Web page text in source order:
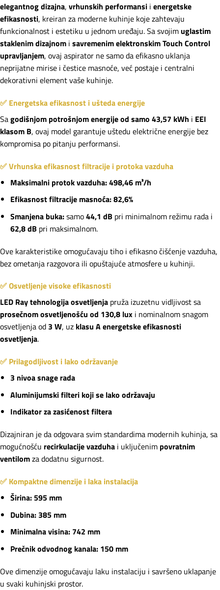
elegantnog dizajna, vrhunskih performansi i energetske
efikasnosti, kreiran za moderne kuhinje koje zahtevaju
funkcionalnost i estetiku u jednom uređaju. Sa svojimuglastim
staklenim dizajnom i savremenim elektronskim Touch Control
upravljanjem, ovaj aspirator ne samo da efikasno uklanja
neprijatne mirise i čestice masnoće, već postaje i centralni
dekorativni element vaše kuhinje.
✅ Energetska efikasnost i ušteda energije
Sagodišnjom potrošnjom energije od samo 43,57 kWh i EEI
klasom B, ovaj model garantuje uštedu električne energije bez
kompromisa po pitanju performansi.
✅ Vrhunska efikasnost filtracije i protoka vazduha
Maksimalni protok vazduha:498,46 m³/h
Efikasnost filtracije masnoća:82,6%
Smanjena buka:samo44,1 dB pri minimalnom režimu rada i
62,8 dB pri maksimalnom.
Ove karakteristike omogućavaju tiho i efikasno čišćenje vazduha,
bez ometanja razgovora ili opuštajuće atmosfere u kuhinji.
✅ Osvetljenje visoke efikasnosti
LED Ray tehnologija osvetljenja pruža izuzetnu vidljivost sa
prosečnom osvetljenošću od 130,8 lux i nominalnom snagom
osvetljenja od 3 W, uz klasu A energetske efikasnosti
osvetljenja.
✅ Prilagodljivost i lako održavanje
3 nivoa snage rada
Aluminijumski filteri koji se lako održavaju
Indikator za zasićenost filtera
Dizajniran je da odgovara svim standardima modernih kuhinja, sa
mogućnošću recirkulacije vazduha i uključenim povratnim
ventilomza dodatnu sigurnost.
✅ Kompaktne dimenzije i laka instalacija
Širina:595 mm
Dubina: 385 mm
Minimalna visina: 742 mm
Prečnik odvodnog kanala: 150 mm
Ove dimenzije omogućavaju laku instalaciju i savršeno uklapanje
u svaki kuhinjski prostor.